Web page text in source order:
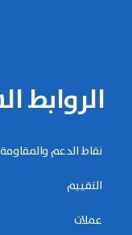
الروابط
نقاط الدعم والمقاومة
التقييم
عملات